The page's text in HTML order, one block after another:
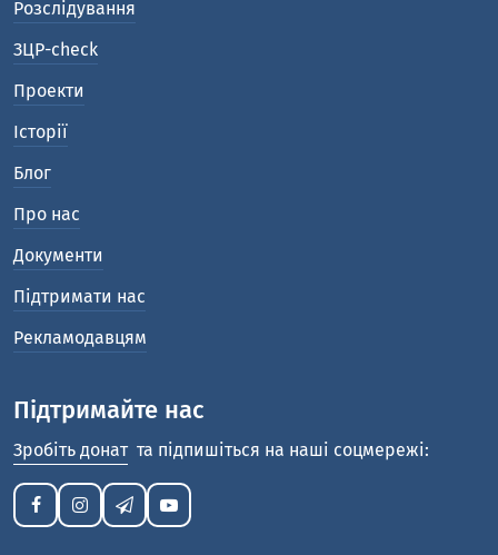
Розслідування
ЗЦР-check
Проекти
Історії
Блог
Про нас
Документи
Підтримати нас
Рекламодавцям
Підтримайте нас
Зробіть донат та підпишіться на наші соцмережі: